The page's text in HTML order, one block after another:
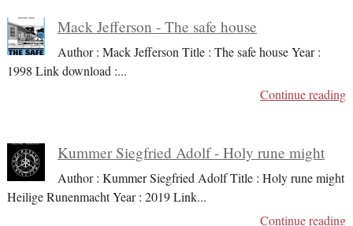
Mack Jefferson - The safe house
Author : Mack Jefferson Title : The safe house Year :
1998 Link download :...
Continue reading
Kummer Siegfried Adolf - Holy rune might
Author : Kummer Siegfried Adolf Title : Holy rune might
Heilige Runenmacht Year : 2019 Link...
Continue reading